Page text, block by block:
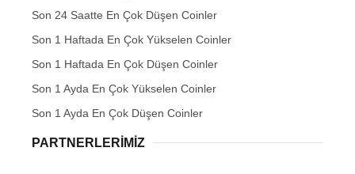
Son 24 Saatte En Çok Düşen Coinler
Son 1 Haftada En Çok Yükselen Coinler
Son 1 Haftada En Çok Düşen Coinler
Son 1 Ayda En Çok Yükselen Coinler
Son 1 Ayda En Çok Düşen Coinler
PARTNERLERIMIZ